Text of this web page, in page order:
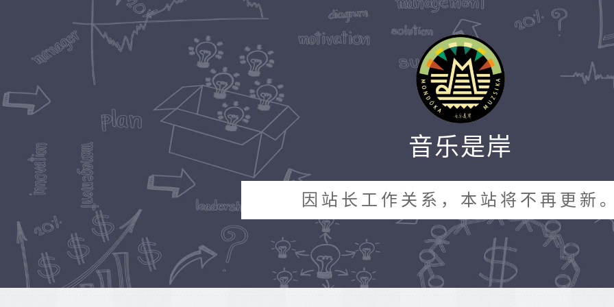
音乐是岸
因站长工作关系，本站将不再更新